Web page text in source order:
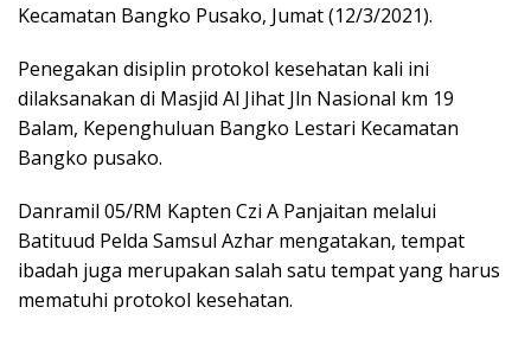
Kecamatan Bangko Pusako, Jumat (12/3/2021).
Penegakan disiplin protokol kesehatan kali ini
dilaksanakan di Masjid Al Jihat Jln Nasional km 19
Balam, Kepenghuluan Bangko Lestari Kecamatan
Bangko pusako.
Danramil 05/RM Kapten Czi A Panjaitan melalui
Batituud Pelda Samsul Azhar mengatakan, tempat
ibadah juga merupakan salah satu tempat yang harus
mematuhi protokol kesehatan.